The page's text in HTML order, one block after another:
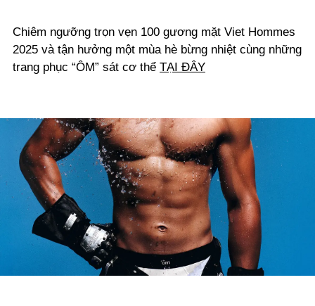
Chiêm ngưỡng trọn vẹn 100 gương mặt Viet Hommes
2025 và tận hưởng một mùa hè bừng nhiệt cùng những
trang phục “ÔM” sát cơ thể TẠI ĐÂY